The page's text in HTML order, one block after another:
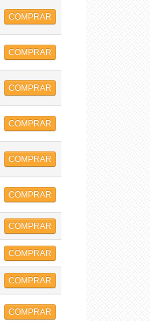
COMPRAR
COMPRAR
COMPRAR
COMPRAR
COMPRAR
COMPRAR
COMPRAR
COMPRAR
COMPRAR
COMPRAR